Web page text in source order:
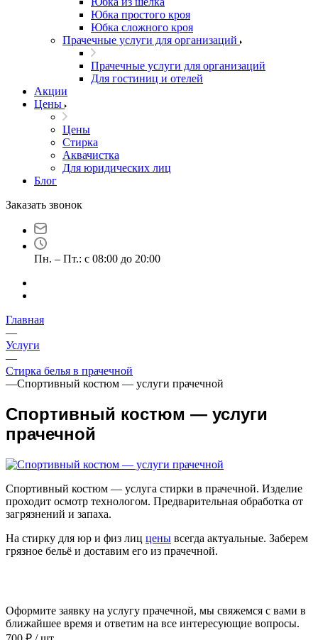
Юбка простого кроя
Юбка сложного кроя
Прачечные услуги для организаций
Прачечные услуги для организаций
Для гостиниц и отелей
Акции
Цены
Цены
Стирка
Аквачистка
Для юридических лиц
Блог
Заказать звонок
Пн. – Пт.: с 08:00 до 20:00
Главная
—
Услуги
—
Стирка белья в прачечной
—Спортивный костюм — услуги прачечной
Спортивный костюм — услуги
прачечной
Спортивный костюм — услуга стирки в прачечной. Изделие
проходит осмотр технологом. Предварительная обработка от
загрязнений и запаха.
На стирку для юр и физ лиц цены всегда актуальные. Заберем
грязное бельё и доставим его из прачечной.
Оформите заявку на услугу прачечной, мы свяжемся с вами в
ближайшее время и ответим на все интересующие вопросы.